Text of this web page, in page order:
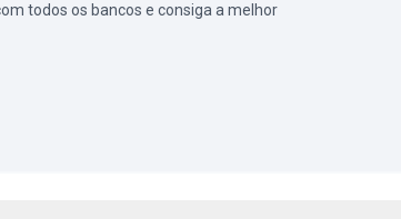
todos os bancos e consiga a melhor